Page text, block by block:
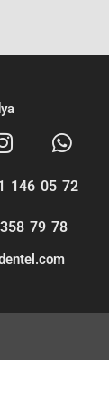
146 05 72
79 78